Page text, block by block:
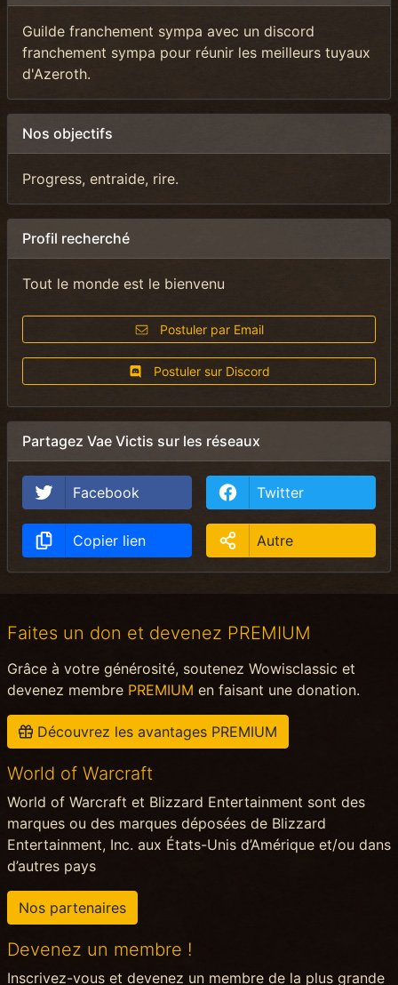
Guilde franchement sympa avec un discord
franchement sympa pour réunir les meilleurs tuyaux
d'Azeroth.
Nos objectifs
Progress, entraide, rire.
Profil recherché
Tout le monde est le bienvenu
Postuler par Email
Postuler sur Discord
Partagez Vae Victis sur les réseaux
Facebook Twitter
Copier lien Autre
Faites un don et devenez PREMIUM
Grâce à votre générosité, soutenez Wowisclassic et
devenez membre PREMIUM en faisant une donation.
Découvrez les avantages PREMIUM
World of Warcraft
World of Warcraft et Blizzard Entertainment sont des
marques ou des marques déposées de Blizzard
Entertainment, Inc. aux États-Unis d’Amérique et/ou dans
d’autres pays
Nos partenaires
Devenez un membre !
Inscrivez-vous et devenez un membre de la plus grande